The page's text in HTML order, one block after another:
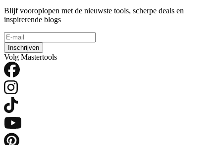
Blijf vooroplopen met de nieuwste tools, scherpe deals en
inspirerende blogs
Inschrijven
Volg Mastertools